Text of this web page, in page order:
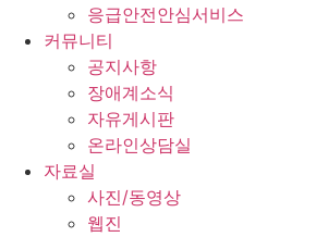
응급안전안심서비스
커뮤니티
공지사항
장애계소식
자유게시판
온라인상담실
자료실
사진/동영상
웹진